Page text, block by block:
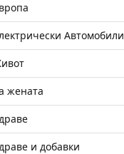
Автомобили
жената
и добавки